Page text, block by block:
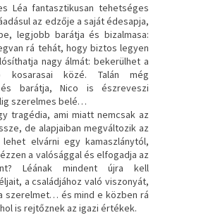
Léa fantasztikusan tehetséges
az edzője a saját édesapja,
legjobb barátja és bizalmasa:
rá tehát, hogy biztos legyen
nagy álmát: bekerülhet a
kosarasai közé. Talán még
és barátja, Nico is észreveszi
szerelmes belé…
tragédia, ami miatt nemcsak az
de alapjaiban megváltozik az
elvárni egy kamaszlánytól,
a valósággal és elfogadja az
Léának mindent újra kell
a családjához való viszonyát,
szerelmet… és mind e közben rá
is rejtőznek az igazi értékek.